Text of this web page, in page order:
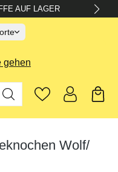
AUF LAGER
Wolf/